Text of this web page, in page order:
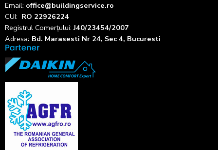
Email: office@buildingservice.ro
CUI: RO 22926224
Registrul Comerțului:J40/23454/2007
Adresa: Bd. Marasesti Nr 24, Sec 4, Bucuresti